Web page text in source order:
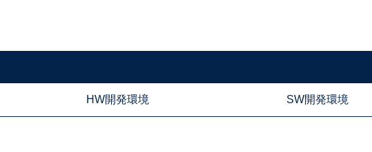
HW開発環境 SW開発環境